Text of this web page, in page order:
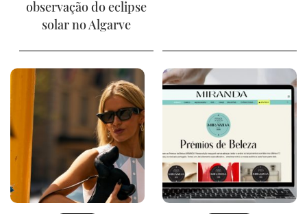
observação do eclipse
solar no Algarve